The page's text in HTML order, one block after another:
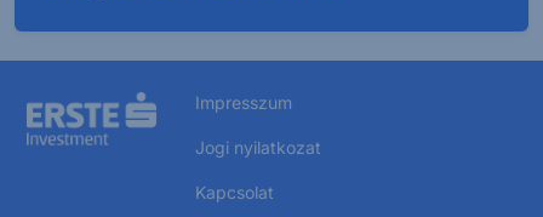
Impresszum
Jogi nyilatkozat
Kapcsolat